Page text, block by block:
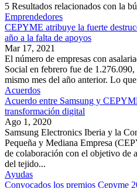
5 Resultados relacionados con la
Emprendedores
CEPYME atribuye la fuerte
año a la falta de apoyos
Mar 17, 2021
El número de empresas con
Social en febrero fue de
mismo mes del año anterior. Lo
Acuerdos
Acuerdo entre Samsung y
transformación digital
Ago 1, 2020
Samsung Electronics Iberia y la
Pequeña y Mediana Empresa
de colaboración con el objetivo de
del tejido...
Ayudas
Convocados los premios Cepyme